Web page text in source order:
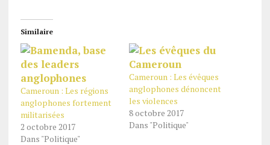
Similaire
Cameroun : Les régions
anglophones fortement
militarisées
2 octobre 2017
Dans "Politique"
Cameroun : Les évêques
anglophones dénoncent
les violences
8 octobre 2017
Dans "Politique"